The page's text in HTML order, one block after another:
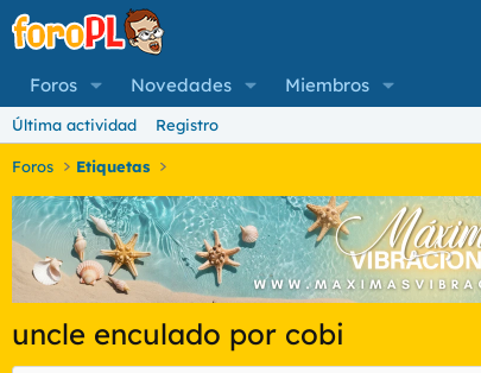
Foros Novedades Miembros
Última actividad Registro
Foros Etiquetas
uncle enculado por cobi